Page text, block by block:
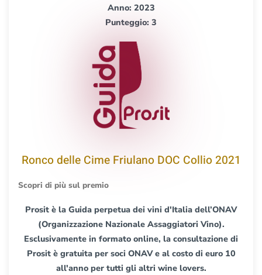
Anno: 2023
Punteggio: 3
Ronco delle Cime Friulano DOC Collio 2021
Scopri di più sul premio
Prosit è la Guida perpetua dei vini d'Italia dell’ONAV
(Organizzazione Nazionale Assaggiatori Vino).
Esclusivamente in formato online, la consultazione di
Prosit è gratuita per soci ONAV e al costo di euro 10
all'anno per tutti gli altri wine lovers.